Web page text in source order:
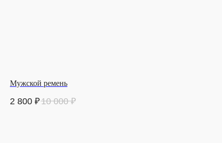
Мужской ремень
2 800 ₽10 000 ₽